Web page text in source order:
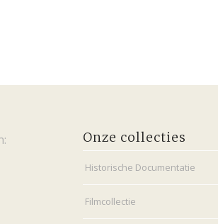
Onze collecties
Historische Documentatie
Filmcollectie